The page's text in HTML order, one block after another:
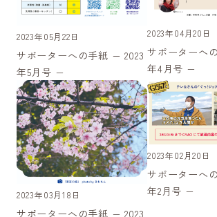
2023年05月22日
サポーターへの手紙 − 2023
年5月号 −
2023年04月20日
サポーターへ
年4月号 −
2023年03月18日
サポーターへの手紙 − 2023
2023年02月20日
サポーターへ
年2月号 −